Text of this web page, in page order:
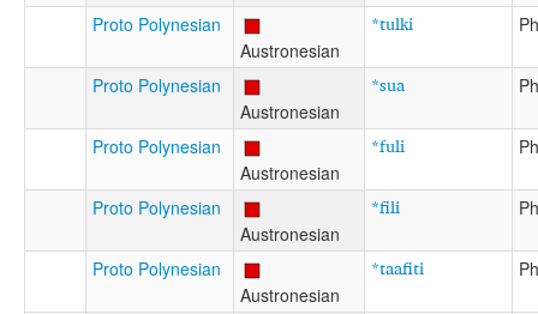
Proto Polynesian
Austronesian
*tulki
Proto Polynesian
Austronesian
*sua
Proto Polynesian
Austronesian
*fuli
Proto Polynesian
Austronesian
*fili
Proto Polynesian
Austronesian
*taafiti